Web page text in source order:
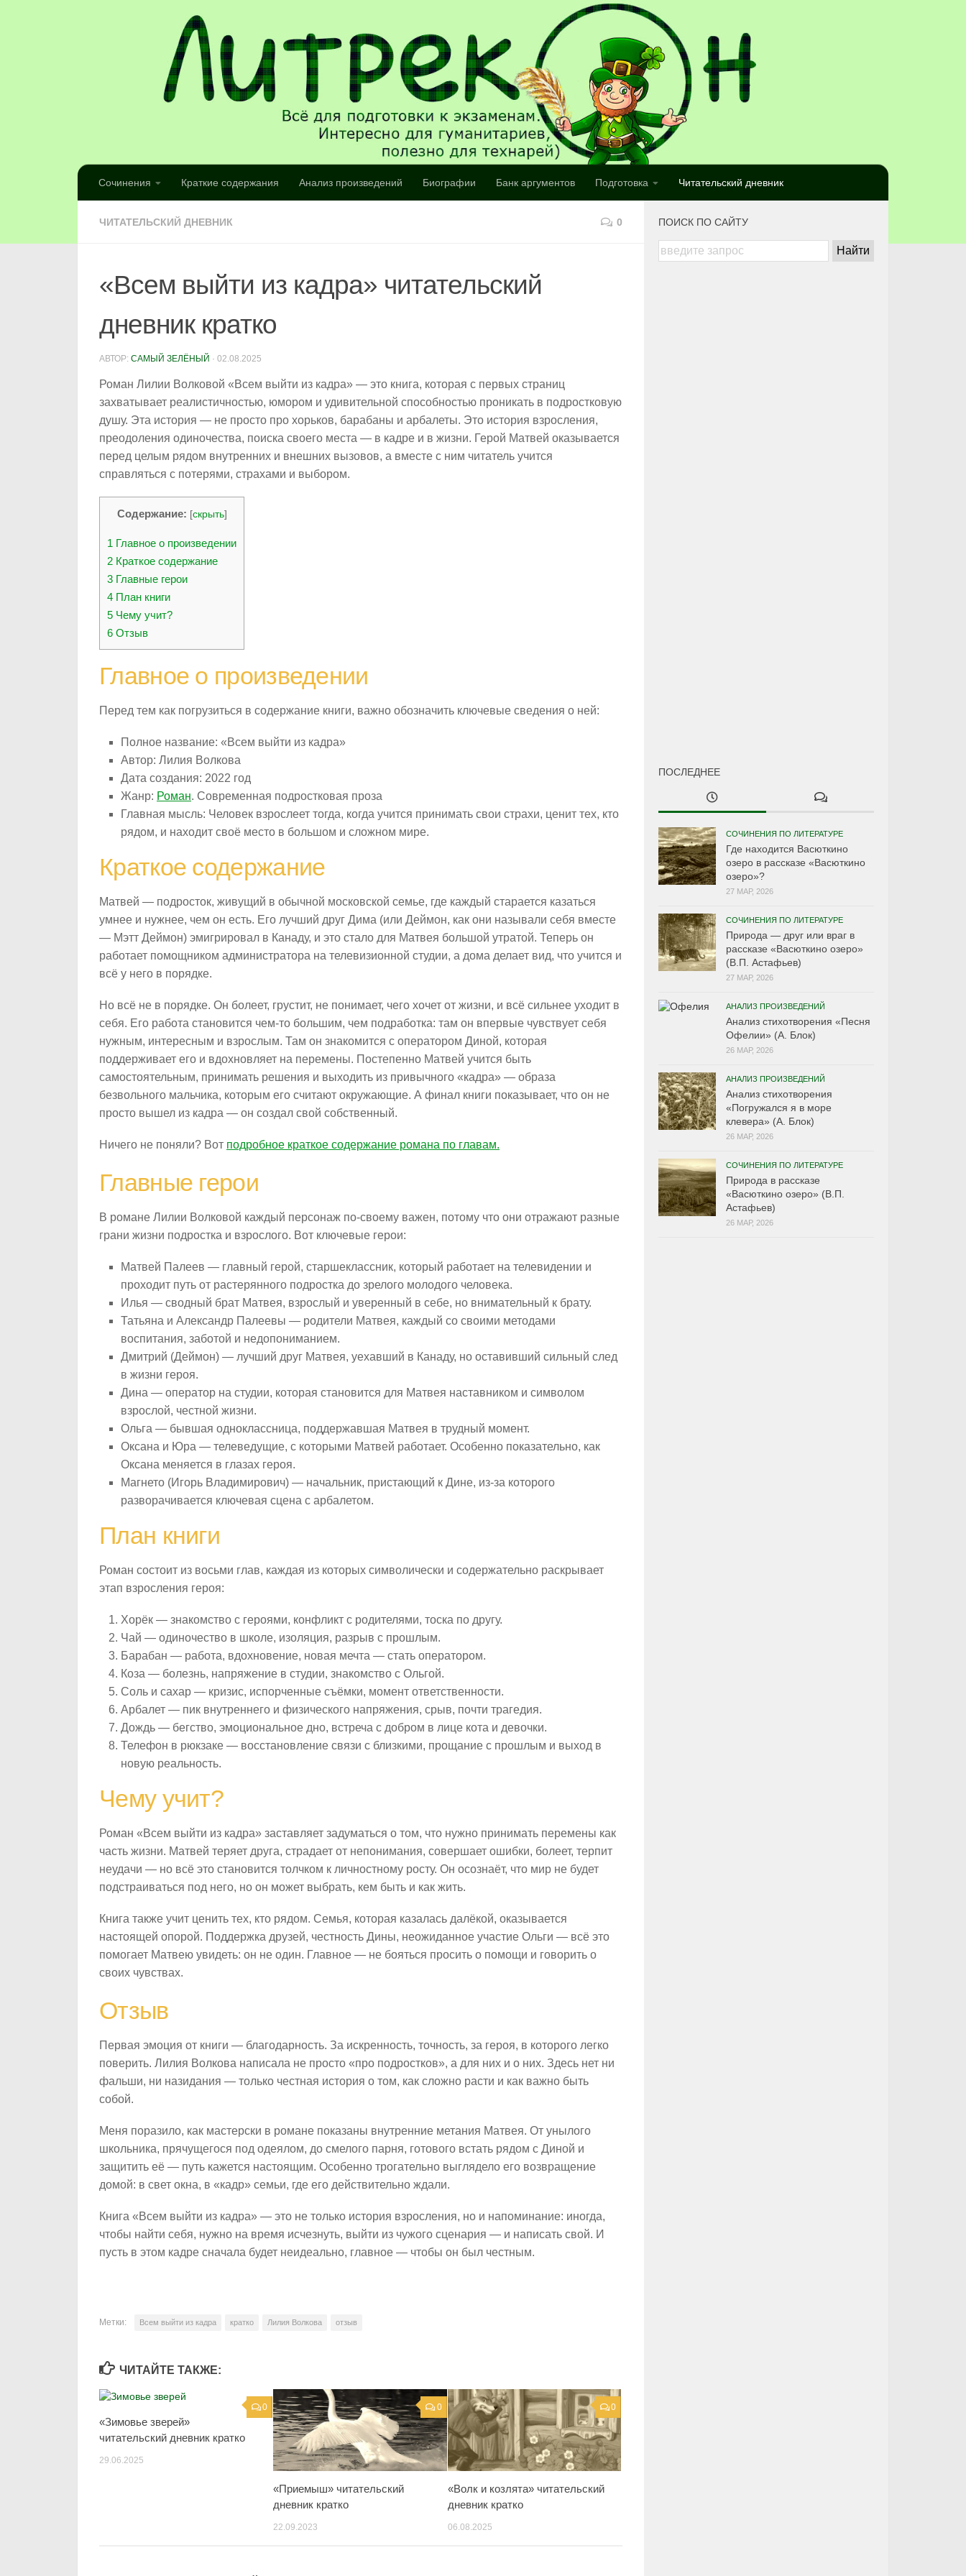
Сочинения Краткие содержания Анализ произведений Биографии Банк аргументов Подготовка Читательский дневник
ЧИТАТЕЛЬСКИЙ ДНЕВНИК 0
«Всем выйти из кадра» читательский
дневник кратко
АВТОР: САМЫЙ ЗЕЛЁНЫЙ · 02.08.2025
Роман Лилии Волковой «Всем выйти из кадра» — это книга, которая с первых страниц
захватывает реалистичностью, юмором и удивительной способностью проникать в подростковую
душу. Эта история — не просто про хорьков, барабаны и арбалеты. Это история взросления,
преодоления одиночества, поиска своего места — в кадре и в жизни. Герой Матвей оказывается
перед целым рядом внутренних и внешних вызовов, а вместе с ним читатель учится
справляться с потерями, страхами и выбором.
Содержание: [скрыть]
1 Главное о произведении
2 Краткое содержание
3 Главные герои
4 План книги
5 Чему учит?
6 Отзыв
Главное о произведении
Перед тем как погрузиться в содержание книги, важно обозначить ключевые сведения о ней:
Полное название: «Всем выйти из кадра»
Автор: Лилия Волкова
Дата создания: 2022 год
Жанр: Роман. Современная подростковая проза
Главная мысль: Человек взрослеет тогда, когда учится принимать свои страхи, ценит тех, кто
рядом, и находит своё место в большом и сложном мире.
Краткое содержание
Матвей — подросток, живущий в обычной московской семье, где каждый старается казаться
умнее и нужнее, чем он есть. Его лучший друг Дима (или Деймон, как они называли себя вместе
— Мэтт Деймон) эмигрировал в Канаду, и это стало для Матвея большой утратой. Теперь он
работает помощником администратора на телевизионной студии, а дома делает вид, что учится и
всё у него в порядке.
Но всё не в порядке. Он болеет, грустит, не понимает, чего хочет от жизни, и всё сильнее уходит в
себя. Его работа становится чем-то большим, чем подработка: там он впервые чувствует себя
нужным, интересным и взрослым. Там он знакомится с оператором Диной, которая
поддерживает его и вдохновляет на перемены. Постепенно Матвей учится быть
самостоятельным, принимать решения и выходить из привычного «кадра» — образа
безвольного мальчика, которым его считают окружающие. А финал книги показывает, что он не
просто вышел из кадра — он создал свой собственный.
Ничего не поняли? Вот подробное краткое содержание романа по главам.
Главные герои
В романе Лилии Волковой каждый персонаж по-своему важен, потому что они отражают разные
грани жизни подростка и взрослого. Вот ключевые герои:
Матвей Палеев — главный герой, старшеклассник, который работает на телевидении и
проходит путь от растерянного подростка до зрелого молодого человека.
Илья — сводный брат Матвея, взрослый и уверенный в себе, но внимательный к брату.
Татьяна и Александр Палеевы — родители Матвея, каждый со своими методами
воспитания, заботой и недопониманием.
Дмитрий (Деймон) — лучший друг Матвея, уехавший в Канаду, но оставивший сильный след
в жизни героя.
Дина — оператор на студии, которая становится для Матвея наставником и символом
взрослой, честной жизни.
Ольга — бывшая одноклассница, поддержавшая Матвея в трудный момент.
Оксана и Юра — телеведущие, с которыми Матвей работает. Особенно показательно, как
Оксана меняется в глазах героя.
Магнето (Игорь Владимирович) — начальник, пристающий к Дине, из-за которого
разворачивается ключевая сцена с арбалетом.
План книги
Роман состоит из восьми глав, каждая из которых символически и содержательно раскрывает
этап взросления героя:
Хорёк — знакомство с героями, конфликт с родителями, тоска по другу.
Чай — одиночество в школе, изоляция, разрыв с прошлым.
Барабан — работа, вдохновение, новая мечта — стать оператором.
Коза — болезнь, напряжение в студии, знакомство с Ольгой.
Соль и сахар — кризис, испорченные съёмки, момент ответственности.
Арбалет — пик внутреннего и физического напряжения, срыв, почти трагедия.
Дождь — бегство, эмоциональное дно, встреча с добром в лице кота и девочки.
Телефон в рюкзаке — восстановление связи с близкими, прощание с прошлым и выход в
новую реальность.
Чему учит?
Роман «Всем выйти из кадра» заставляет задуматься о том, что нужно принимать перемены как
часть жизни. Матвей теряет друга, страдает от непонимания, совершает ошибки, болеет, терпит
неудачи — но всё это становится толчком к личностному росту. Он осознаёт, что мир не будет
подстраиваться под него, но он может выбрать, кем быть и как жить.
Книга также учит ценить тех, кто рядом. Семья, которая казалась далёкой, оказывается
настоящей опорой. Поддержка друзей, честность Дины, неожиданное участие Ольги — всё это
помогает Матвею увидеть: он не один. Главное — не бояться просить о помощи и говорить о
своих чувствах.
Отзыв
Первая эмоция от книги — благодарность. За искренность, точность, за героя, в которого легко
поверить. Лилия Волкова написала не просто «про подростков», а для них и о них. Здесь нет ни
фальши, ни назидания — только честная история о том, как сложно расти и как важно быть
собой.
Меня поразило, как мастерски в романе показаны внутренние метания Матвея. От унылого
школьника, прячущегося под одеялом, до смелого парня, готового встать рядом с Диной и
защитить её — путь кажется настоящим. Особенно трогательно выглядело его возвращение
домой: в свет окна, в «кадр» семьи, где его действительно ждали.
Книга «Всем выйти из кадра» — это не только история взросления, но и напоминание: иногда,
чтобы найти себя, нужно на время исчезнуть, выйти из чужого сценария — и написать свой. И
пусть в этом кадре сначала будет неидеально, главное — чтобы он был честным.
Метки: Всем выйти из кадра кратко Лилия Волкова отзыв
ЧИТАЙТЕ ТАКЖЕ:
0
«Зимовье зверей»
читательский дневник кратко
29.06.2025
0
«Приемыш» читательский
дневник кратко
22.09.2023
0
«Волк и козлята» читательский
дневник кратко
06.08.2025
ПОИСК ПО САЙТУ
ПОСЛЕДНЕЕ
СОЧИНЕНИЯ ПО ЛИТЕРАТУРЕ
Где находится Васюткино
озеро в рассказе «Васюткино
озеро»?
27 МАР, 2026
СОЧИНЕНИЯ ПО ЛИТЕРАТУРЕ
Природа — друг или враг в
рассказе «Васюткино озеро»
(В.П. Астафьев)
27 МАР, 2026
АНАЛИЗ ПРОИЗВЕДЕНИЙ
Анализ стихотворения «Песня
Офелии» (А. Блок)
26 МАР, 2026
АНАЛИЗ ПРОИЗВЕДЕНИЙ
Анализ стихотворения
«Погружался я в море
клевера» (А. Блок)
26 МАР, 2026
СОЧИНЕНИЯ ПО ЛИТЕРАТУРЕ
Природа в рассказе
«Васюткино озеро» (В.П.
Астафьев)
26 МАР, 2026